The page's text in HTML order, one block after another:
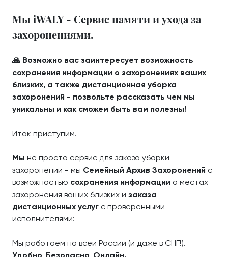
Мы iWALY - Сервис памяти и ухода за
захоронениями.
🙏 Возможно вас заинтересует возможность
сохранения информации о захоронениях ваших
близких, а также дистанционная уборка
захоронений - позвольте рассказать чем мы
уникальны и как сможем быть вам полезны!
Итак приступим.
Мы не просто сервис для заказа уборки
захоронений - мы Семейный Архив Захоронений с
возможностью сохранения информации о местах
захоронения ваших близких и заказа
дистанционных услуг с проверенными
исполнителями:
Мы работаем по всей России (и даже в СНГ!).